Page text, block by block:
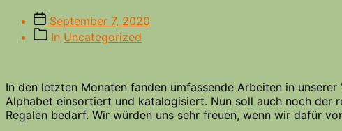
Beitragsdatum
September 7, 2020
Beitragskategorien
In Uncategorized
In den letzten Monaten fanden umfassende Arbeiten in
Alphabet einsortiert und katalogisiert. Nun soll auch noch der
Regalen bedarf. Wir würden uns sehr freuen, wenn wir dafür